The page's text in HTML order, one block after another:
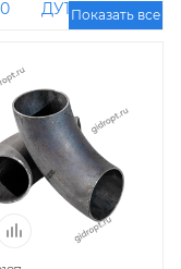
ДУ100
50
мм
60 мм
ДУ 32
90
90
Показать все